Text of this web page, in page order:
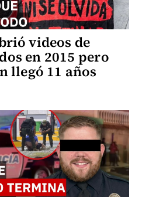
videos de
en 2015 pero
llegó 11 años